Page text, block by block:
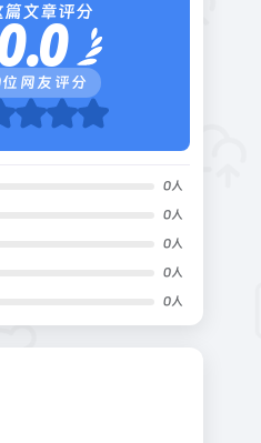
篇文章评分
位网友评分
0人
0人
0人
0人
0人